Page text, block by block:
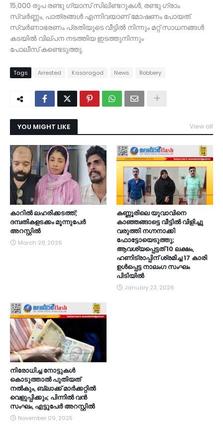
15,000 രൂപ രണ്ടു ഗ്യാസ്‌ സിലിണ്ടറുകള്‍, രണ്ടു ഗ്രാം
സ്വര്‍ണ്ണം, പാത്രങ്ങള്‍ എന്നിവയാണ്‌ മോഷണം പോയത്‌.
സ്വർണാഭരണം പ്രതിയുടെ വീട്ടിൽ നിന്നും മറ്റ് സാധനങ്ങൾ
കടയിൽ വില്പന നടത്തിയ ഇടത്തുനിന്നും
പോലീസ് കണ്ടെടുത്തു.
Tags Arrested Kasaragod News Robbery
YOU MIGHT LIKE View all
കാറിൽ ലഹരിക്കടത്ത്;
ദമ്പതികളടക്കം മൂന്നുപേർ
അറസ്റ്റിൽ
March 28, 2026
കണ്ണൂരിലെ യുവാവിനെ
കാഞ്ഞങ്ങാട്ടെ വീട്ടിൽ വിളിച്ചു
വരുത്തി നഗ്നനാക്കി
ഫോട്ടോയെടുത്തു;
ആവശ്യപ്പെട്ടത് 10 ലക്ഷം,
ഹണിട്രാപ്പിന് ശ്രമിച്ച 17 കാരി
ഉൾപ്പെട്ട നാലംഗ സംഘം
പിടിയിൽ
January 23, 2026
നിരോധിച്ച നോട്ടുകൾ
കൊടുത്താൽ പുതിയത്
നൽകും, ബ്ലാക്ക് മാർക്കറ്റിൽ
വെളുപ്പിക്കും; പിന്നിൽ വൻ
സംഘം, എട്ടുപേർ അറസ്റ്റിൽ
November 09, 2025